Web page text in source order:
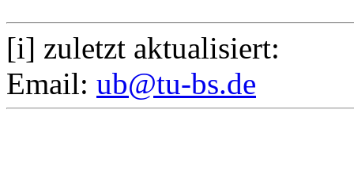
[i] zuletzt aktualisiert:
Email: ub@tu-bs.de